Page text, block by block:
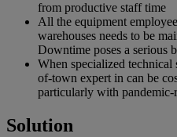
from productive staff time
All the equipment
warehouses needs to be
Downtime poses a serious
When specialized
of-town expert in can be
particularly with pandemic-
Solution